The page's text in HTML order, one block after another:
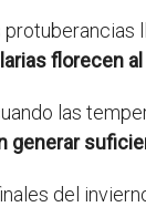
florecen
las
generar
del